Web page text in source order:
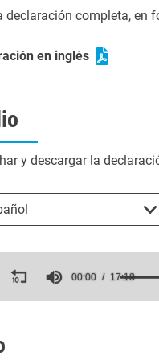
declaración completa, en
en inglés
y descargar la
el idioma
00:00 17:18